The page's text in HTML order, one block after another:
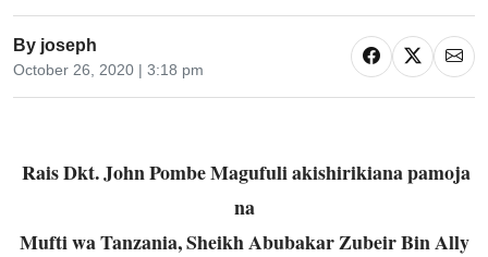
By joseph
October 26, 2020 | 3:18 pm
Rais Dkt. John Pombe Magufuli akishirikiana pamoja
na
Mufti wa Tanzania, Sheikh Abubakar Zubeir Bin Ally